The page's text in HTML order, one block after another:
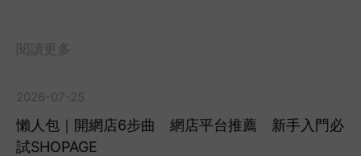
閱讀更多
2026-07-25
懶人包｜開網店6步曲 網店平台推薦 新手入門必
試SHOPAGE